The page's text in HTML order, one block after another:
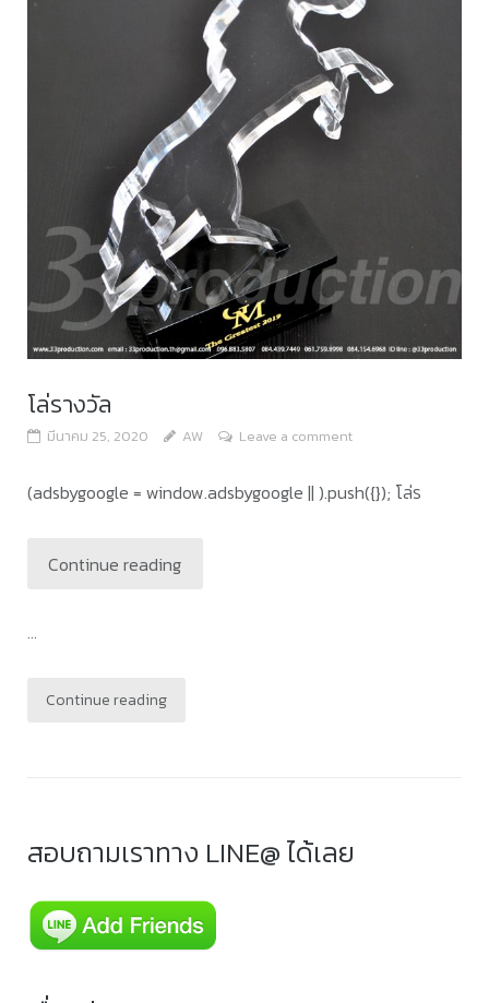
โล่รางวัล
มีนาคม 25, 2020 AW Leave a comment
(adsbygoogle = window.adsbygoogle || ).push({}); โล่ร
Continue reading
...
Continue reading
สอบถามเราทาง LINE@ ได้เลย